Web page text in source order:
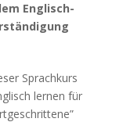
Englisch-
Sprachkurs
lernen für